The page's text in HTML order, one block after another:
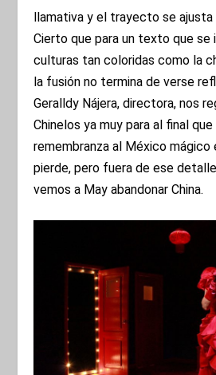
llamativa y el trayecto se ajusta
Cierto que para un texto que se
culturas tan coloridas como la
la fusión no termina de verse
Geralldy Nájera, directora, nos
Chinelos ya muy para al final
remembranza al México mágico
pierde, pero fuera de ese
vemos a May abandonar China.